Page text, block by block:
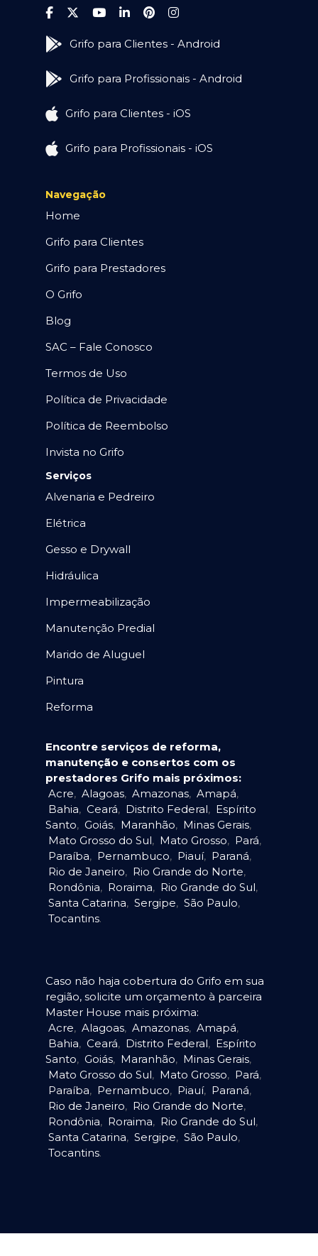
Grifo para Clientes - Android
Grifo para Profissionais - Android
Grifo para Clientes - iOS
Grifo para Profissionais - iOS
Navegação
Home
Grifo para Clientes
Grifo para Prestadores
O Grifo
Blog
SAC – Fale Conosco
Termos de Uso
Política de Privacidade
Política de Reembolso
Invista no Grifo
Serviços
Alvenaria e Pedreiro
Elétrica
Gesso e Drywall
Hidráulica
Impermeabilização
Manutenção Predial
Marido de Aluguel
Pintura
Reforma
Encontre serviços de reforma,
manutenção e consertos com os
prestadores Grifo mais próximos:
Acre, Alagoas, Amazonas, Amapá,
Bahia, Ceará, Distrito Federal, Espírito
Santo, Goiás, Maranhão, Minas Gerais,
Mato Grosso do Sul, Mato Grosso, Pará,
Paraíba, Pernambuco, Piauí, Paraná,
Rio de Janeiro, Rio Grande do Norte,
Rondônia, Roraima, Rio Grande do Sul,
Santa Catarina, Sergipe, São Paulo,
Tocantins.
Caso não haja cobertura do Grifo em sua
região, solicite um orçamento à parceira
Master House mais próxima:
Acre, Alagoas, Amazonas, Amapá,
Bahia, Ceará, Distrito Federal, Espírito
Santo, Goiás, Maranhão, Minas Gerais,
Mato Grosso do Sul, Mato Grosso, Pará,
Paraíba, Pernambuco, Piauí, Paraná,
Rio de Janeiro, Rio Grande do Norte,
Rondônia, Roraima, Rio Grande do Sul,
Santa Catarina, Sergipe, São Paulo,
Tocantins.